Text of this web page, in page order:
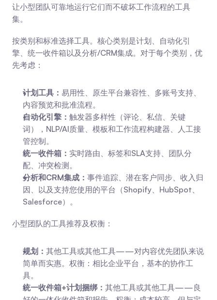
让小型团队可靠地运行它们而不破坏工作流程的工具
集。
按类别和标准选择工具。核心类别是计划、自动化引
擎、统一收件箱以及分析/CRM集成。对于每个类别，优
先考虑：
计划工具： 易用性、原生平台兼容性、多账号支持、
内容预览和批准流程。
自动化引擎： 触发器多样性（评论、私信、关键
词），NLP/AI质量、模板和工作流程构建器、人工接
管控制。
统一收件箱： 实时路由、标签和SLA支持、团队分
配、冲突检测。
分析和CRM集成： 事件追踪、潜在客户同步、收入归
因、以及支持您使用的平台（Shopify、HubSpot、
Salesforce）。
小型团队的工具推荐及权衡：
规划： 其他工具或其他工具——对内容优先团队来说
简单而实惠。权衡：相比企业平台，基本的协作工
具。
统一收件箱+计划捆绑： 其他工具或其他工具——良